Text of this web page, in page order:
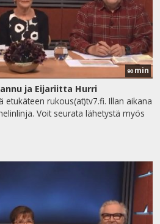
90 min
ja Eijariitta Hurri
etukäteen rukous(at)tv7.fi. Illan aikana
Voit seurata lähetystä myös